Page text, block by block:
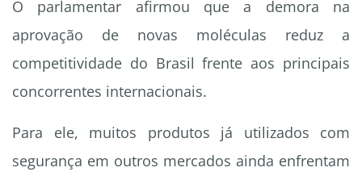
O parlamentar afirmou que a demora na
aprovação de novas moléculas reduz a
competitividade do Brasil frente aos principais
concorrentes internacionais.
Para ele, muitos produtos já utilizados com
segurança em outros mercados ainda enfrentam